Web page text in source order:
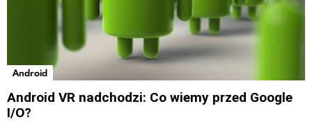
Android
Android VR nadchodzi: Co wiemy przed Google
I/O?